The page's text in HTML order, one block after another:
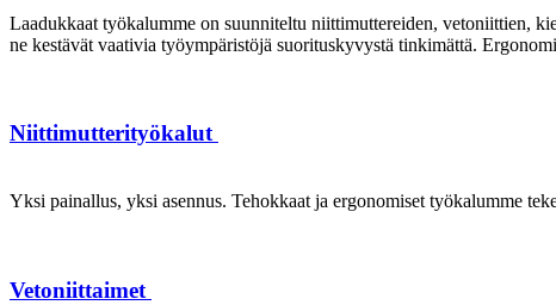
Laadukkaat työkalumme on suunniteltu niittimuttereiden, vetoniittien,
ne kestävät vaativia työympäristöjä suorituskyvystä tinkimättä.
Niittimutterityökalut
Yksi painallus, yksi asennus. Tehokkaat ja ergonomiset työkalumme
Vetoniittaimet